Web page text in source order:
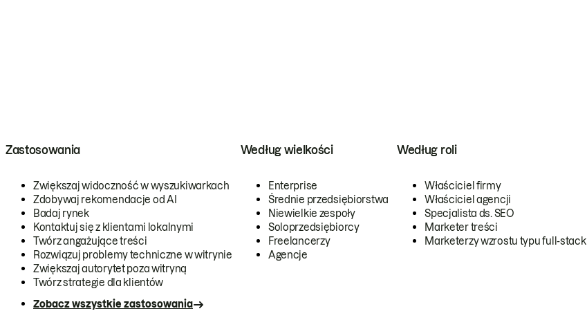
Zastosowania
Zwiększaj widoczność w wyszukiwarkach
Zdobywaj rekomendacje od AI
Badaj rynek
Kontaktuj się z klientami lokalnymi
Twórz angażujące treści
Rozwiązuj problemy techniczne w witrynie
Zwiększaj autorytet poza witryną
Twórz strategie dla klientów
Zobacz wszystkie zastosowania
Według wielkości
Enterprise
Średnie przedsiębiorstwa
Niewielkie zespoły
Soloprzedsiębiorcy
Freelancerzy
Agencje
Według roli
Właściciel firmy
Właściciel agencji
Specjalista ds. SEO
Marketer treści
Marketerzy wzrostu typu full-stack